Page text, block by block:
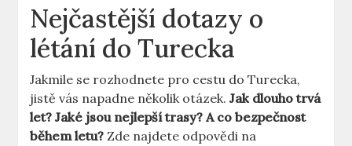
Nejčastější dotazy o
létání do Turecka
Jakmile se rozhodnete pro cestu do Turecka,
jistě vás napadne několik otázek.Jak dlouho trvá
let? Jaké jsou nejlepší trasy? A co bezpečnost
během letu? Zde najdete odpovědi na